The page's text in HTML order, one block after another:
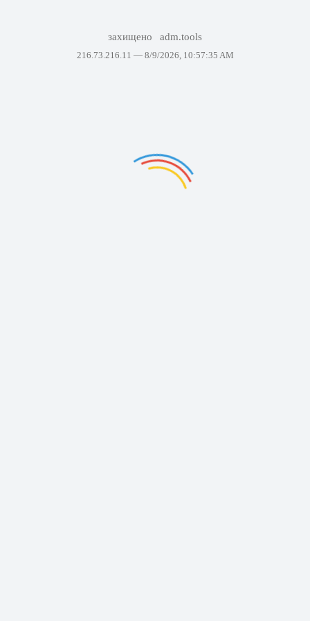
захищено adm.tools
216.73.216.11 — 8/9/2026, 10:57:35 AM